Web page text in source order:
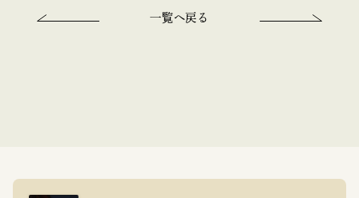
一覧へ戻る